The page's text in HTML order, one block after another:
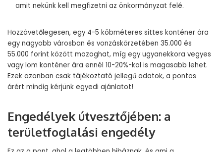
amit nekünk kell megfizetni az önkormányzat felé.
Hozzávetőlegesen, egy 4-5 köbméteres sittes konténer ára
egy nagyobb városban és vonzáskörzetében 35.000 és
55.000 forint között mozoghat, míg egy ugyanekkora vegyes
vagy lom konténer ára ennél 10-20%-kal is magasabb lehet.
Ezek azonban csak tájékoztató jellegű adatok, a pontos
árért mindig kérjünk egyedi ajánlatot!
Engedélyek útvesztőjében: a
területfoglalási engedély